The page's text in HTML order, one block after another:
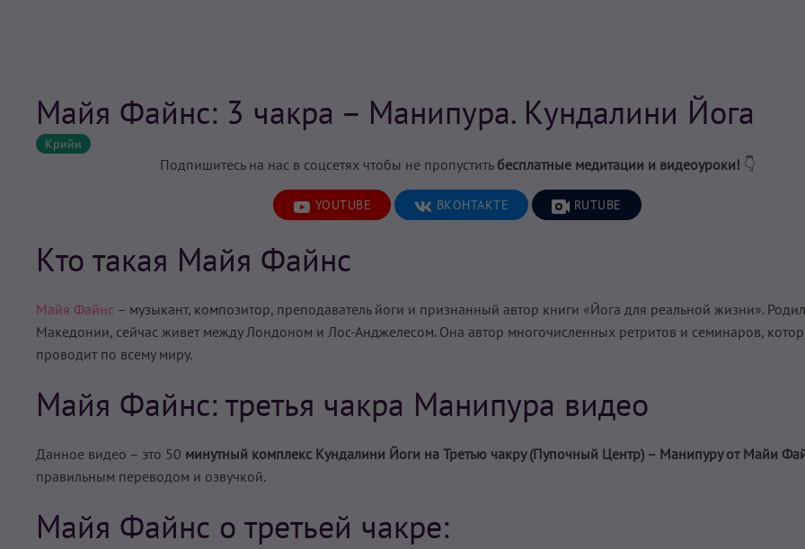
Майя Файнс: 3 чакра – Манипура. Кундалини Йога
Крийи
Подпишитесь на нас в соцсетях чтобы не пропустить бесплатные медитации и видеоуроки! 👇
YOUTUBE ВКОНТАКТЕ RUTUBE
Кто такая Майя Файнс
Майя Файнс – музыкант, композитор, преподаватель йоги и признанный автор книги «Йога для реальной жизни».
Македонии, сейчас живет между Лондоном и Лос-Анджелесом. Она автор многочисленных ретритов и семинаров,
проводит по всему миру.
Майя Файнс: третья чакра Манипура видео
Данное видео – это 50 минутный комплекс Кундалини Йоги на Третью чакру (Пупочный Центр) – Манипуру от Майи
правильным переводом и озвучкой.
Майя Файнс о третьей чакре: